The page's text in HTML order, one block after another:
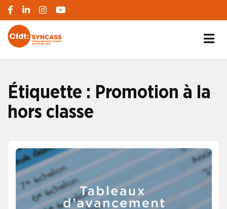
Étiquette : Promotion à la
hors classe